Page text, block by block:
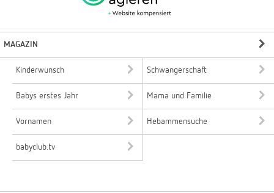
MAGAZIN
Kinderwunsch Schwangerschaft
Babys erstes Jahr Mama und Familie
Vornamen Hebammensuche
babyclub.tv